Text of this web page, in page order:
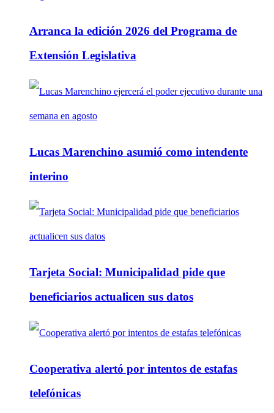
Arranca la edición 2026 del Programa de
Extensión Legislativa
Lucas Marenchino asumió como intendente
interino
Tarjeta Social: Municipalidad pide que
beneficiarios actualicen sus datos
Cooperativa alertó por intentos de estafas
telefónicas